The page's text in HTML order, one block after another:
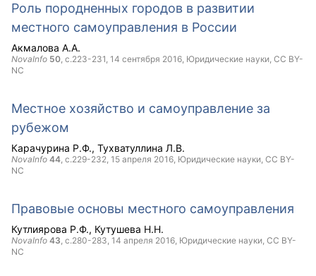
Роль породненных городов в развитии
местного самоуправления в России
Акмалова А.А.
NovaInfo 50, с.223-231, 14 сентября 2016, Юридические науки, CC BY-
NC
Местное хозяйство и самоуправление за
рубежом
Карачурина Р.Ф. Тухватуллина Л.В.
NovaInfo 44, с.229-232, 15 апреля 2016, Юридические науки, CC BY-
NC
Правовые основы местного самоуправления
Кутлиярова Р.Ф. Кутушева Н.Н.
NovaInfo 43, с.280-283, 14 апреля 2016, Юридические науки, CC BY-
NC